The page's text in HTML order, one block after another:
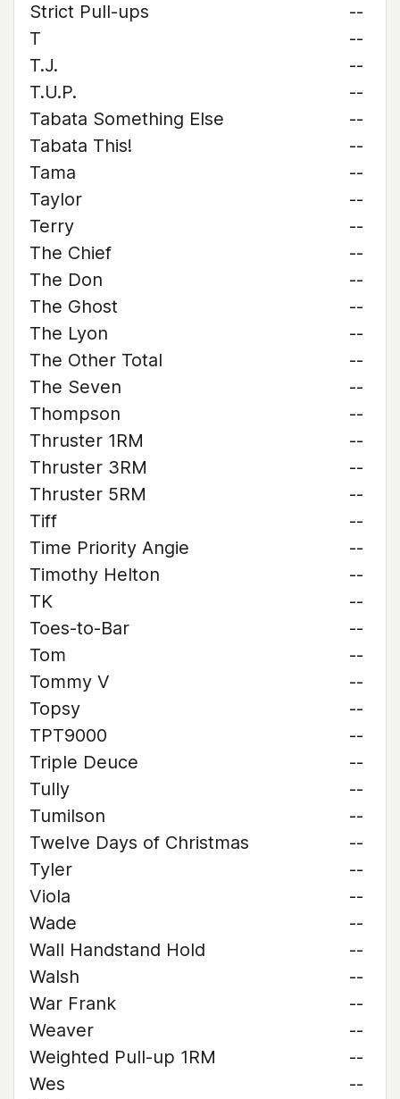
Strict Pull-ups
--
T
--
T.J.
--
T.U.P.
--
Tabata Something Else
--
Tabata This!
--
Tama
--
Taylor
--
Terry
--
The Chief
--
The Don
--
The Ghost
--
The Lyon
--
The Other Total
--
The Seven
--
Thompson
--
Thruster 1RM
--
Thruster 3RM
--
Thruster 5RM
--
Tiff
--
Time Priority Angie
--
Timothy Helton
--
TK
--
Toes-to-Bar
--
Tom
--
Tommy V
--
Topsy
--
TPT9000
--
Triple Deuce
--
Tully
--
Tumilson
--
Twelve Days of Christmas
--
Tyler
--
Viola
--
Wade
--
Wall Handstand Hold
--
Walsh
--
War Frank
--
Weaver
--
Weighted Pull-up 1RM
--
Wes
--